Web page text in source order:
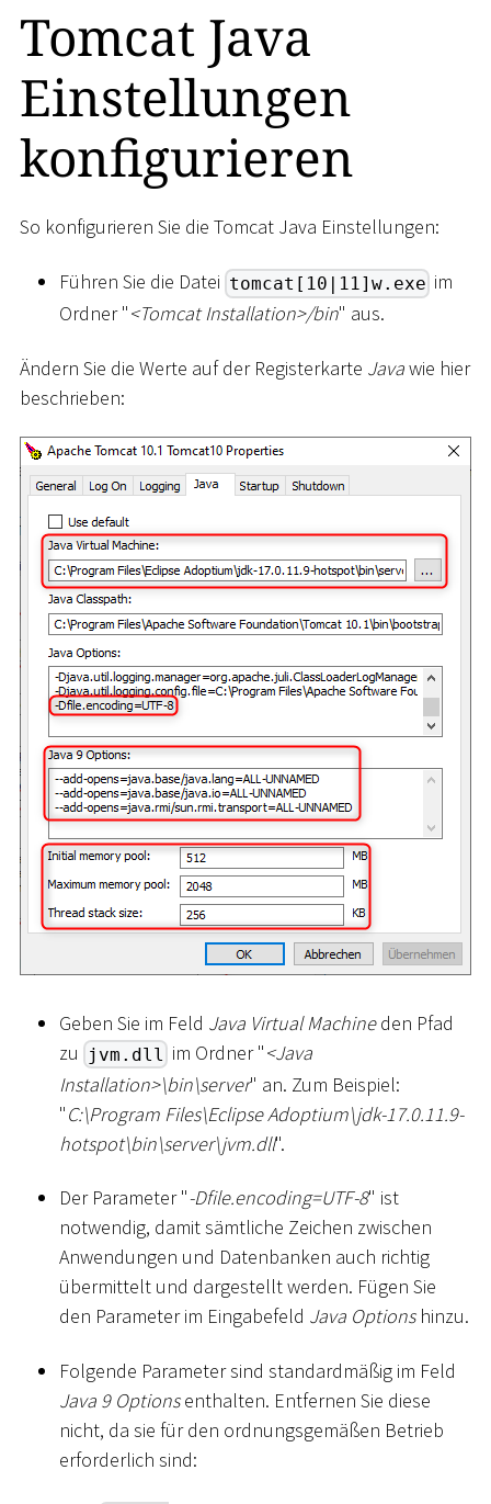
Tomcat Java
Einstellungen
konfigurieren
So konfigurieren Sie die Tomcat Java Einstellungen:
Führen Sie die Datei tomcat[10|11]w.exe im
Ordner "<Tomcat Installation>/bin" aus.
Ändern Sie die Werte auf der Registerkarte Javawie hier
beschrieben:
Geben Sie im Feld Java Virtual Machineden Pfad
zu
jvm.dll im Ordner "<Java
Installation>\bin\server" an. Zum Beispiel:
"C:\Program Files\Eclipse Adoptium\jdk-17.0.11.9-
hotspot\bin\server\jvm.dll".
Der Parameter "-Dfile.encoding=UTF-8" ist
notwendig, damit sämtliche Zeichen zwischen
Anwendungen und Datenbanken auch richtig
übermittelt und dargestellt werden. Fügen Sie
den Parameter im Eingabefeld Java Optionshinzu.
Folgende Parameter sind standardmäßig im Feld
Java 9 Optionsenthalten. Entfernen Sie diese
nicht, da sie für den ordnungsgemäßen Betrieb
erforderlich sind: